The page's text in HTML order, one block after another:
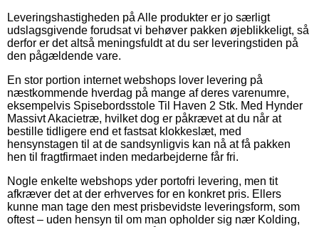
Leveringshastigheden på Alle produkter er jo særligt
udslagsgivende forudsat vi behøver pakken øjeblikkeligt, så
derfor er det altså meningsfuldt at du ser leveringstiden på
den pågældende vare.
En stor portion internet webshops lover levering på
næstkommende hverdag på mange af deres varenumre,
eksempelvis Spisebordsstole Til Haven 2 Stk. Med Hynder
Massivt Akacietræ, hvilket dog er påkrævet at du når at
bestille tidligere end et fastsat klokkeslæt, med
hensynstagen til at de sandsynligvis kan nå at få pakken
hen til fragtfirmaet inden medarbejderne får fri.
Nogle enkelte webshops yder portofri levering, men tit
afkræver det at der erhverves for en konkret pris. Ellers
kunne man tage den mest prisbevidste leveringsform, som
oftest – uden hensyn til om man opholder sig nær Kolding,